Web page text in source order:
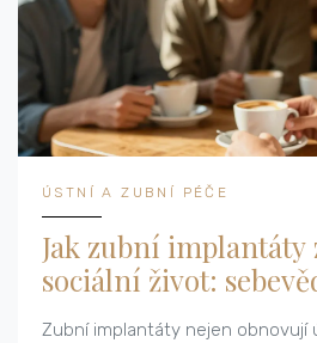
ÚSTNÍ A ZUBNÍ PÉČE
Jak zubní implantáty
sociální život:
a vztahy
Zubní implantáty nejen obnovují